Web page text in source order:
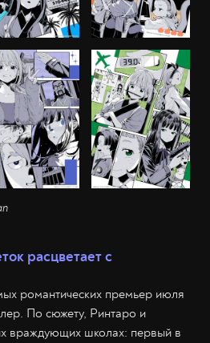
расцветает с
романтических премьер июля
По сюжету, Ринтаро и
враждующих школах: первый в